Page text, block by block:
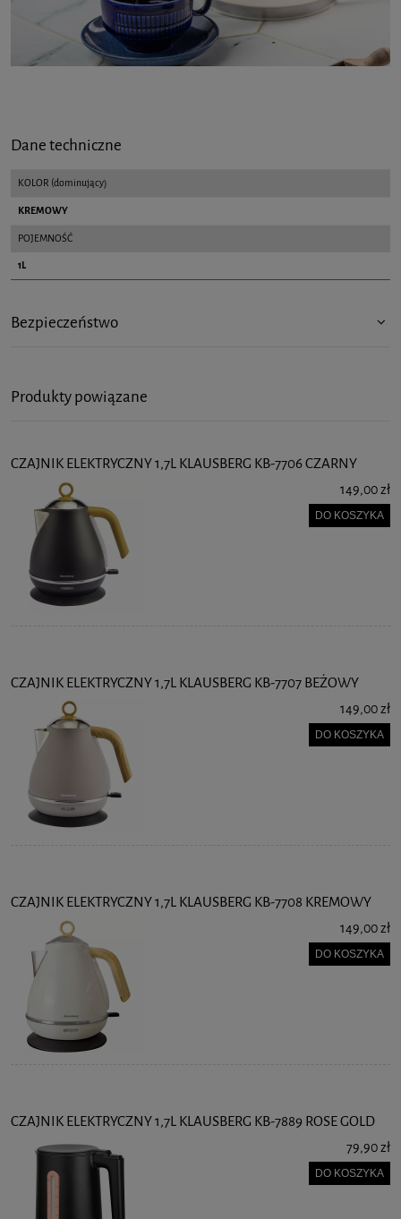
Dane techniczne
KOLOR (dominujący)
KREMOWY
POJEMNOŚĆ
1L
Bezpieczeństwo
Produkty powiązane
CZAJNIK ELEKTRYCZNY 1,7L KLAUSBERG KB-7706 CZARNY
149,00 zł
DO KOSZYKA
CZAJNIK ELEKTRYCZNY 1,7L KLAUSBERG KB-7707 BEŻOWY
149,00 zł
DO KOSZYKA
CZAJNIK ELEKTRYCZNY 1,7L KLAUSBERG KB-7708 KREMOWY
149,00 zł
DO KOSZYKA
CZAJNIK ELEKTRYCZNY 1,7L KLAUSBERG KB-7889 ROSE GOLD
79,90 zł
DO KOSZYKA